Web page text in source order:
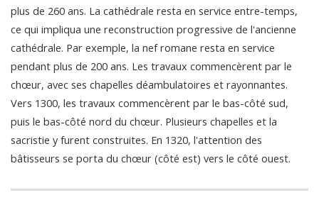
plus de 260 ans. La cathédrale resta en service entre-temps,
ce qui impliqua une reconstruction progressive de l'ancienne
cathédrale. Par exemple, la nef romane resta en service
pendant plus de 200 ans. Les travaux commencèrent par le
chœur, avec ses chapelles déambulatoires et rayonnantes.
Vers 1300, les travaux commencèrent par le bas-côté sud,
puis le bas-côté nord du chœur. Plusieurs chapelles et la
sacristie y furent construites. En 1320, l'attention des
bâtisseurs se porta du chœur (côté est) vers le côté ouest.